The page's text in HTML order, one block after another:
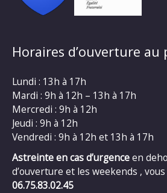
Horaires d’ouverture au
Lundi : 13h à 17h
Mardi : 9h à 12h – 13h à 17h
Mercredi : 9h à 12h
Jeudi : 9h à 12h
Vendredi : 9h à 12h et 13h à 17h
Astreinte en cas d’urgenceen
d’ouverture et les weekends ,
06.75.83.02.45